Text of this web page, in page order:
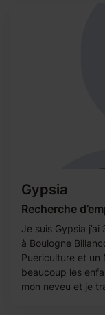
Gypsia
Recherche
Je suis Gypsia
à Boulogne
Puériculture et un
beaucoup les
mon neveu et je